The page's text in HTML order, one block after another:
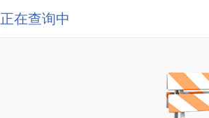
正在查询中